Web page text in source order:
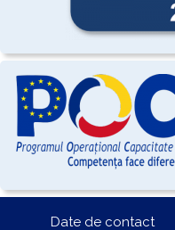
Date de contact